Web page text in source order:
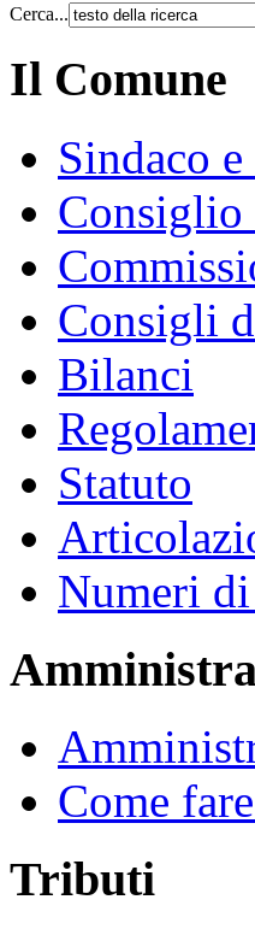
Cerca...
Il Comune
Sindaco
Consiglio
Consigli
Bilanci
Statuto
Numeri
Come
Tributi